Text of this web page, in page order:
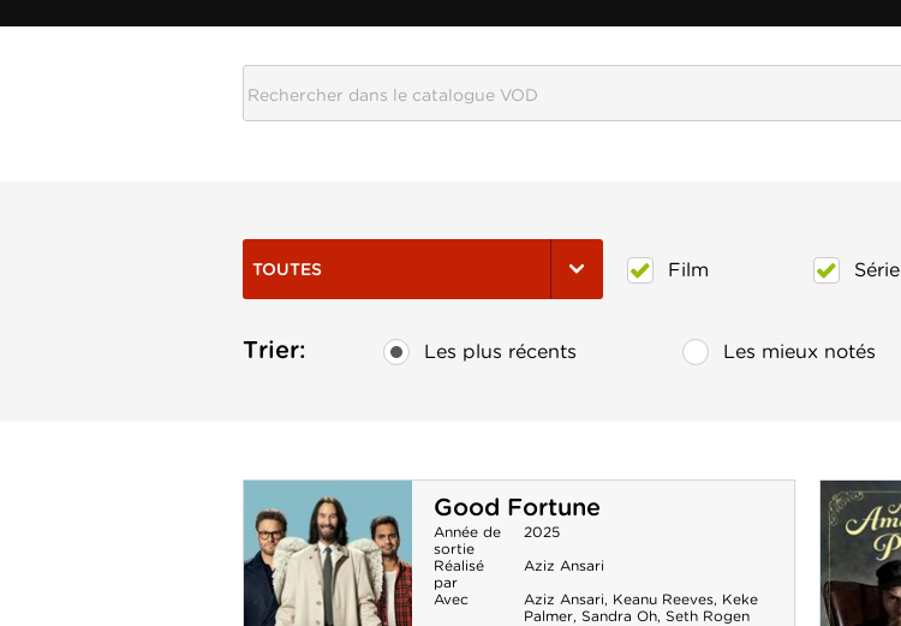
TOUTES Film Série
Trier: Les plus récents Les mieux notés
Good Fortune
Année de
sortie
2025
Réalisé
par
Aziz Ansari
Avec
Aziz Ansari, Keanu Reeves, Keke
Palmer, Sandra Oh, Seth Rogen